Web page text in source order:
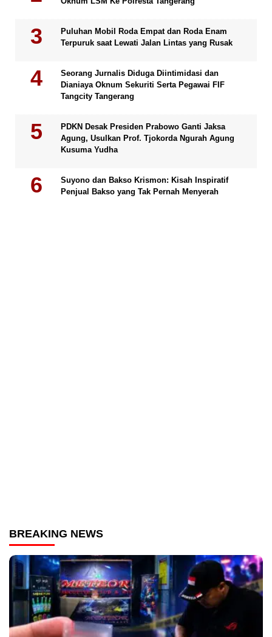
Puluhan Mobil Roda Empat dan Roda Enam
Terpuruk saat Lewati Jalan Lintas yang Rusak
Seorang Jurnalis Diduga Diintimidasi dan
Dianiaya Oknum Sekuriti Serta Pegawai FIF
Tangcity Tangerang
PDKN Desak Presiden Prabowo Ganti Jaksa
Agung, Usulkan Prof. Tjokorda Ngurah Agung
Kusuma Yudha
Suyono dan Bakso Krismon: Kisah Inspiratif
Penjual Bakso yang Tak Pernah Menyerah
BREAKING NEWS